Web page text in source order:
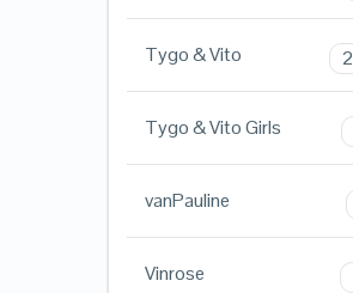
Tygo & Vito
Tygo & Vito Girls
vanPauline
Vinrose